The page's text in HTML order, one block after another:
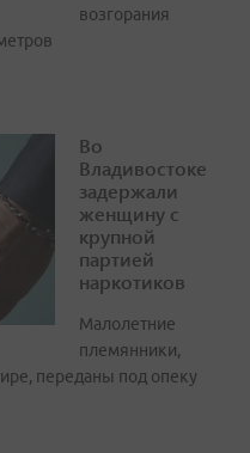
возгорания
Во
Владивостоке
задержали
женщину с
крупной
партией
наркотиков
Малолетние
племянники,
переданы под опеку